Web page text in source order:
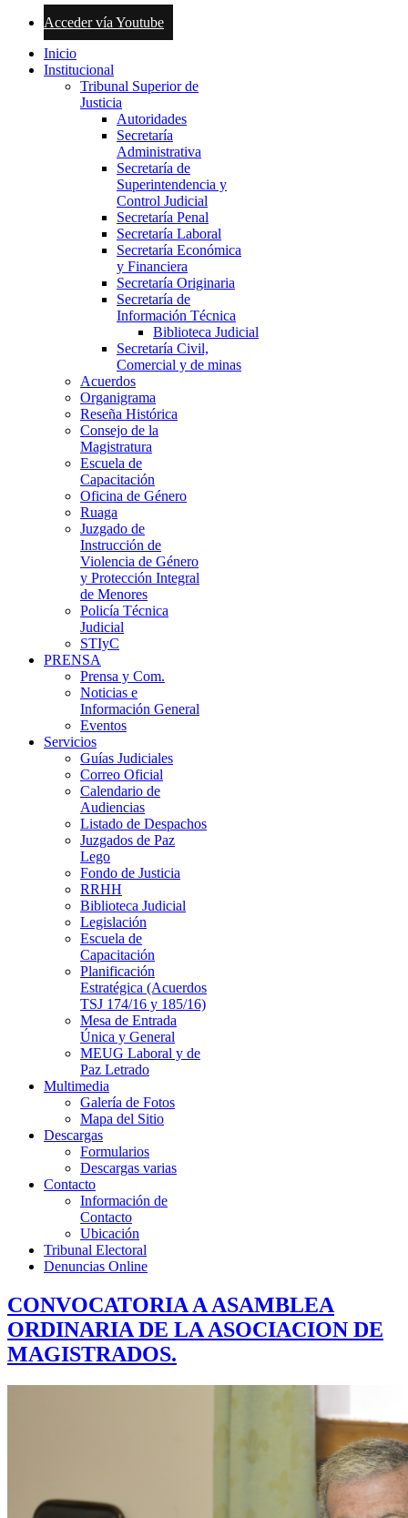
Acceder vía Youtube
Inicio
Institucional
Tribunal Superior de
Justicia
Autoridades
Secretaría
Administrativa
Secretaría de
Superintendencia y
Control Judicial
Secretaría Penal
Secretaría Laboral
Secretaría Económica
y Financiera
Secretaría Originaria
Secretaría de
Información Técnica
Biblioteca Judicial
Secretaría Civil,
Comercial y de minas
Acuerdos
Organigrama
Reseña Histórica
Consejo de la
Magistratura
Escuela de
Capacitación
Oficina de Género
Ruaga
Juzgado de
Instrucción de
Violencia de Género
y Protección Integral
de Menores
Policía Técnica
Judicial
STIyC
PRENSA
Prensa y Com.
Noticias e
Información General
Eventos
Servicios
Guías Judiciales
Correo Oficial
Calendario de
Audiencias
Listado de Despachos
Juzgados de Paz
Lego
Fondo de Justicia
RRHH
Biblioteca Judicial
Legislación
Escuela de
Capacitación
Planificación
Estratégica (Acuerdos
TSJ 174/16 y 185/16)
Mesa de Entrada
Única y General
MEUG Laboral y de
Paz Letrado
Multimedia
Galería de Fotos
Mapa del Sitio
Descargas
Formularios
Descargas varias
Contacto
Información de
Contacto
Ubicación
Tribunal Electoral
Denuncias Online
CONVOCATORIA A ASAMBLEA
ORDINARIA DE LA ASOCIACION DE
MAGISTRADOS.